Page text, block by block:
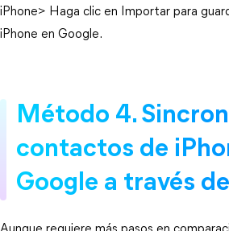
iPhone> Haga clic en Importar para
iPhone en Google.
Método 4.
contactos de
Google a través